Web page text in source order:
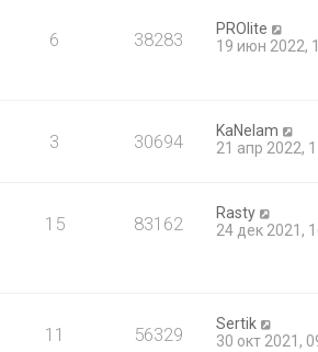
6 38283
PROlite
19 июн 2022,
3 30694
KaNelam
21 апр 2022,
15 83162
Rasty
24 дек 2021,
11 56329
Sertik
30 окт 2021,